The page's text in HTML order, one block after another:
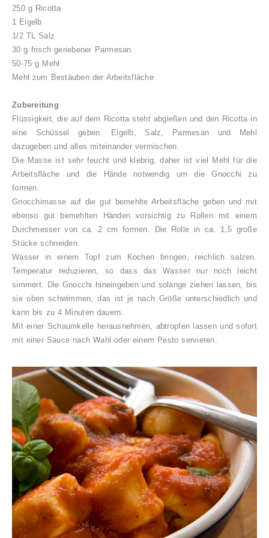
250 g Ricotta
1 Eigelb
1/2 TL Salz
30 g frisch geriebener Parmesan
50-75 g Mehl
Mehl zum Bestäuben der Arbeitsfläche
Zubereitung
Flüssigkeit, die auf dem Ricotta steht abgießen und den Ricotta in
eine Schüssel geben. Eigelb, Salz, Parmesan und Mehl
dazugeben und alles miteinander vermischen.
Die Masse ist sehr feucht und klebrig, daher ist viel Mehl für die
Arbeitsfläche und die Hände notwendig um die Gnocchi zu
formen.
Gnocchimasse auf die gut bemehlte Arbeitsfläche geben und mit
ebenso gut bemehlten Händen vorsichtig zu Rollen mit einem
Durchmesser von ca. 2 cm formen. Die Rolle in ca. 1,5 große
Stücke schneiden.
Wasser in einem Topf zum Kochen bringen, reichlich salzen.
Temperatur reduzieren, so dass das Wasser nur noch leicht
simmert. Die Gnocchi hineingeben und solange ziehen lassen, bis
sie oben schwimmen, das ist je nach Größe unterschiedlich und
kann bis zu 4 Minuten dauern.
Mit einer Schaumkelle herausnehmen, abtropfen lassen und sofort
mit einer Sauce nach Wahl oder einem Pesto servieren.